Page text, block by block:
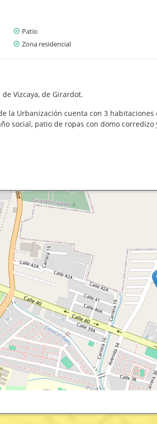
Patio
Zona residencial
Vizcaya, de Girardot.
la Urbanización cuenta con 3
social, patio de ropas con domo